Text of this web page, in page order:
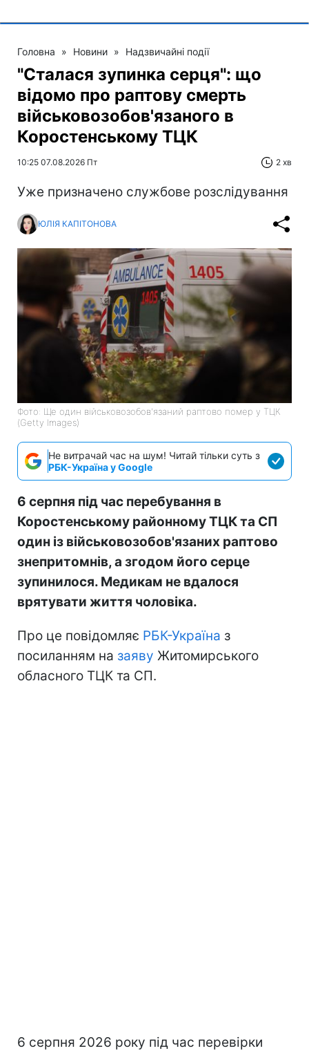
Головна » Новини » Надзвичайні події
"Сталася зупинка серця": що
відомо про раптову смерть
військовозобов'язаного в
Коростенському ТЦК
10:25 07.08.2026 Пт 2 хв
Уже призначено службове розслідування
ЮЛІЯ КАПІТОНОВА
Фото: Ще один військовозобов'язаний раптово помер у ТЦК
(Getty Images)
Не витрачай час на шум! Читай тільки суть з
РБК-Україна у Google
6 серпня під час перебування в
Коростенському районному ТЦК та СП
один із військовозобов'язаних раптово
знепритомнів, а згодом його серце
зупинилося. Медикам не вдалося
врятувати життя чоловіка.
Про це повідомляє РБК-Україна з
посиланням на заяву Житомирського
обласного ТЦК та СП.
6 серпня 2026 року під час перевірки